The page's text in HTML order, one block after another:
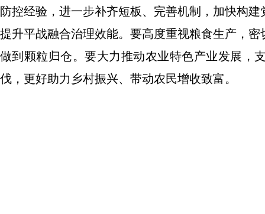
防控经验，进一步补齐短板、完善机制，加快构
提升平战融合治理效能。要高度重视粮食生产，
做到颗粒归仓。要大力推动农业特色产业发展，
伐，更好助力乡村振兴、带动农民增收致富。